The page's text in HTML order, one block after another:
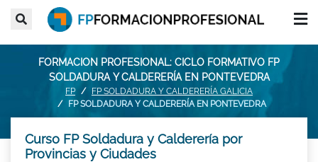
FORMACION PROFESIONAL: CICLO FORMATIVO FP
SOLDADURA Y CALDERERÍA EN PONTEVEDRA
FP
FP SOLDADURA Y CALDERERÍA GALICIA
FP SOLDADURA Y CALDERERÍA EN PONTEVEDRA
Curso FP Soldadura y Calderería por
Provincias y Ciudades